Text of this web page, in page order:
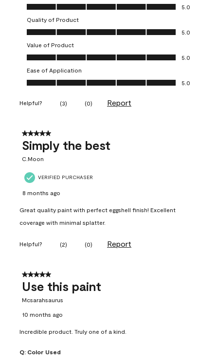
Overall Appearance, 5.0 out of 5
5.0
Quality of Product
Quality of Product, 5.0 out of 5
5.0
Value of Product
Value of Product, 5.0 out of 5
5.0
Ease of Application
Ease of Application, 5.0 out of 5
5.0
Helpful? (3) (0) Report
5 out of 5 stars.
Simply the best
C.Moon
VERIFIED PURCHASER
8 months ago
Great quality paint with perfect eggshell finish! Excellent
coverage with minimal splatter.
Helpful? (2) (0) Report
5 out of 5 stars.
Use this paint
Mcsarahsaurus
10 months ago
Incredible product. Truly one of a kind.
Q: Color Used